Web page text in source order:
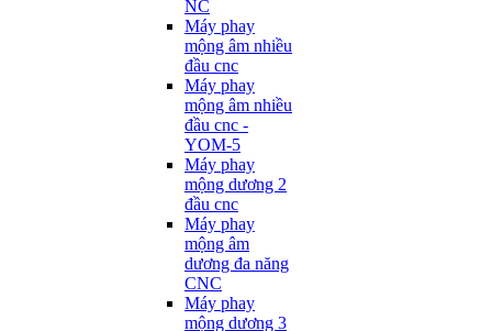
NC
Máy phay
mộng âm nhiều
đầu cnc
Máy phay
mộng âm nhiều
đầu cnc -
YOM-5
Máy phay
mộng dương 2
đầu cnc
Máy phay
mộng âm
dương đa năng
CNC
Máy phay
mộng dương 3